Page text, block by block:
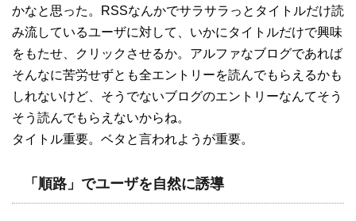
かなと思った。RSSなんかでサラサラっとタイトルだけ読
み流しているユーザに対して、いかにタイトルだけで興味
をもたせ、クリックさせるか。アルファなブログであれば
そんなに苦労せずとも全エントリーを読んでもらえるかも
しれないけど、そうでないブログのエントリーなんてそう
そう読んでもらえないからね。
タイトル重要。ベタと言われようが重要。
「順路」でユーザを自然に誘導